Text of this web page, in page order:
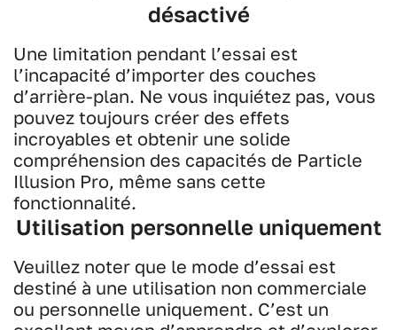
désactivé
Une limitation pendant l’essai est
l’incapacité d’importer des couches
d’arrière-plan. Ne vous inquiétez pas, vous
pouvez toujours créer des effets
incroyables et obtenir une solide
compréhension des capacités de Particle
Illusion Pro, même sans cette
fonctionnalité.
Utilisation personnelle uniquement
Veuillez noter que le mode d’essai est
destiné à une utilisation non commerciale
ou personnelle uniquement. C’est un